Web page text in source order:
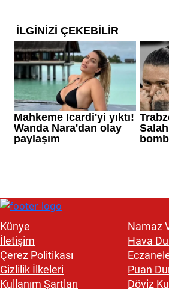
Künye
İletişim
Çerez Politikası
Gizlilik İlkeleri
Kullanım Şartları
Namaz
Hava
Puan
Döviz